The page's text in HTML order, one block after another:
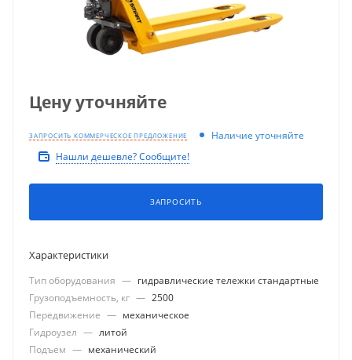
Цену уточняйте
ЗАПРОСИТЬ КОММЕРЧЕСКОЕ ПРЕДЛОЖЕНИЕ
Наличие уточняйте
Нашли дешевле? Сообщите!
ЗАПРОСИТЬ
Характеристики
Тип оборудования — гидравлические тележки стандартные
Грузоподъемность, кг — 2500
Передвижение — механическое
Гидроузел — литой
Подъем — механический